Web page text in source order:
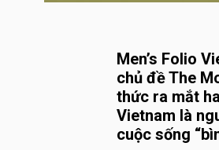
Men’s Folio
chủ đề The
thức ra mắt
Vietnam là
cuộc sống